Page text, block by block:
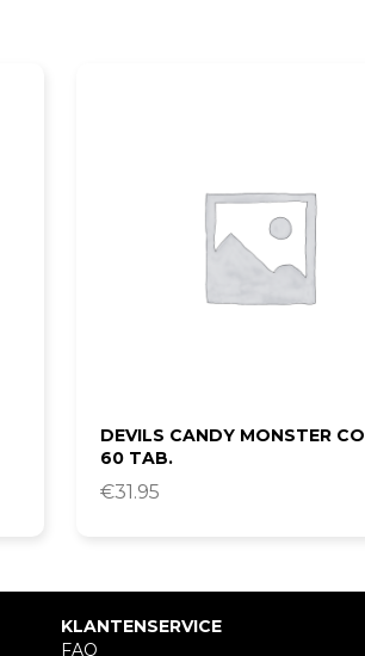
DEVILS CANDY MONSTER
60 TAB.
€31.95
KLANTENSERVICE
FAQ